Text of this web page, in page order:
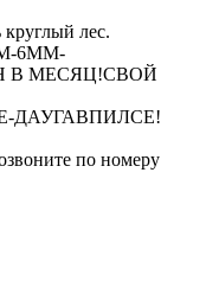
лес.
6ММ-
В МЕСЯЦ!СВОЙ
ДАУГАВПИЛСЕ!
по номеру